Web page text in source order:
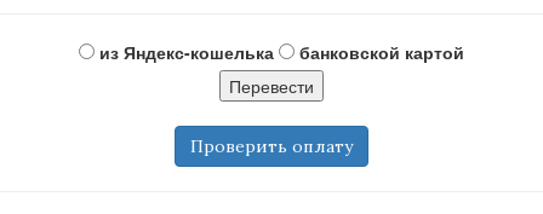
из Яндекс-кошелька банковской картой
Проверить оплату